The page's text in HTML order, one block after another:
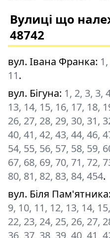
Вулиці що
48742
вул. Івана Франка:
11.
вул. Бігуна: 1, 2, 3, 3,
13, 14, 15, 16, 17, 18,
26, 27, 28, 29, 30, 31,
40, 41, 42, 43, 44, 46,
54, 55, 56, 57, 58, 59,
67, 68, 69, 70, 71, 72,
80, 81, 82, 83, 84, 454.
вул. Біля Пам'ятника:
9, 10, 11, 12, 13, 14,
22, 23, 24, 25, 26, 27,
36, 37, 38, 39, 40, 41,